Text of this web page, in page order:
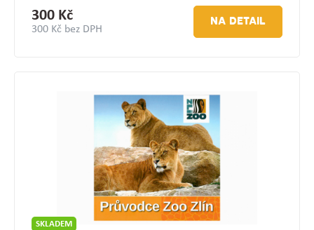
300 Kč
300 Kč bez DPH
NA DETAIL
SKLADEM